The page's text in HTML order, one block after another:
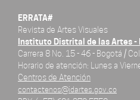
ERRATA#
Revista de Artes Visuales
Instituto Distrital de las Artes -
Carrera 8 No. 15 - 46 - Bogotá /
Horario de atención: Lunes a
Centros de Atención
contactenos@idartes.gov.co